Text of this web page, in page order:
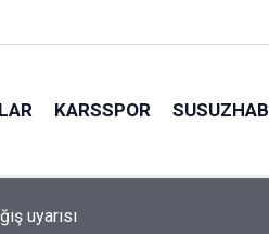
KARSSPOR
uyarısı